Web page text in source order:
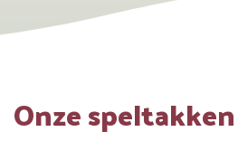
Onze speltakken